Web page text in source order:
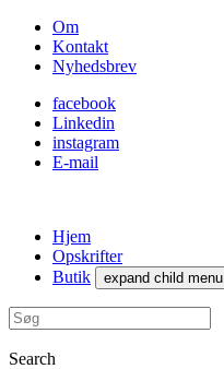
Om
Kontakt
Nyhedsbrev
facebook
Linkedin
instagram
E-mail
Hjem
Opskrifter
Butik
expand child menu
Search